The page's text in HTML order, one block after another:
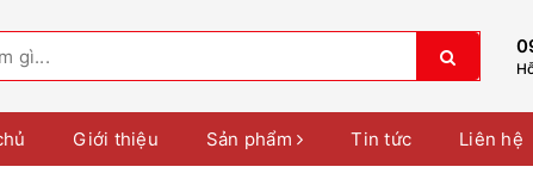
Giới thiệu Sản phẩm Tin tức Liên hệ